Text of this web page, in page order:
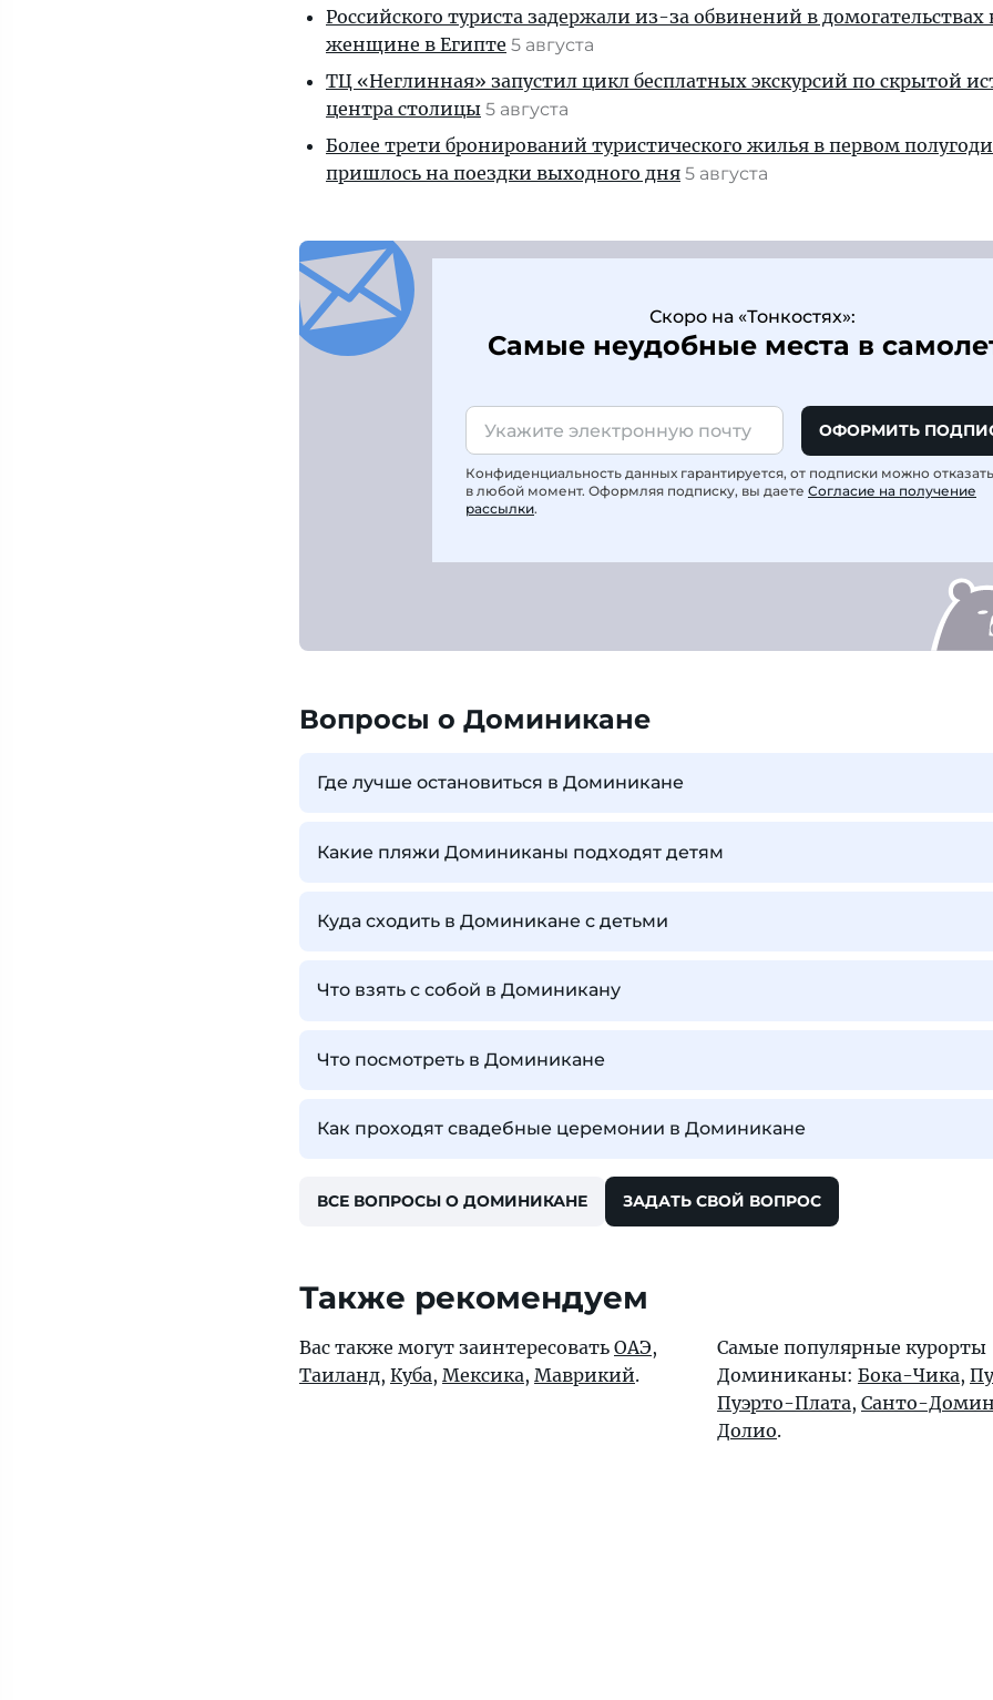
Российского туриста задержали из-за обвинений в домогательствах
женщине в Египте 5 августа
ТЦ «Неглинная» запустил цикл бесплатных экскурсий по скрытой
центра столицы 5 августа
Более трети бронирований туристического жилья в первом
пришлось на поездки выходного дня 5 августа
Скоро на «Тонкостях»:
Самые неудобные места в
ОФОРМИТЬ
Конфиденциальность данных гарантируется, от подписки можно
в любой момент. Оформляя подписку, вы даете Согласие на получение
рассылки.
Вопросы о Доминикане
Где лучше остановиться в Доминикане
Какие пляжи Доминиканы подходят детям
Куда сходить в Доминикане с детьми
Что взять с собой в Доминикану
Что посмотреть в Доминикане
Как проходят свадебные церемонии в Доминикане
ВСЕ ВОПРОСЫ О ДОМИНИКАНЕ ЗАДАТЬ СВОЙ ВОПРОС
Также рекомендуем
Вас также могут заинтересовать ОАЭ,
Таиланд, Куба, Мексика, Маврикий.
Самые популярные курорты
Доминиканы: Бока-Чика,
Пуэрто-Плата, Санто-
Долио.